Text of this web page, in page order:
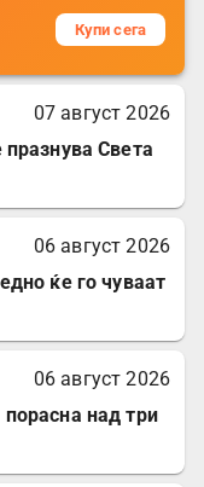
Купи сега
07 август 2026
празнува Света
06 август 2026
ќе го чуваат
06 август 2026
порасна над три